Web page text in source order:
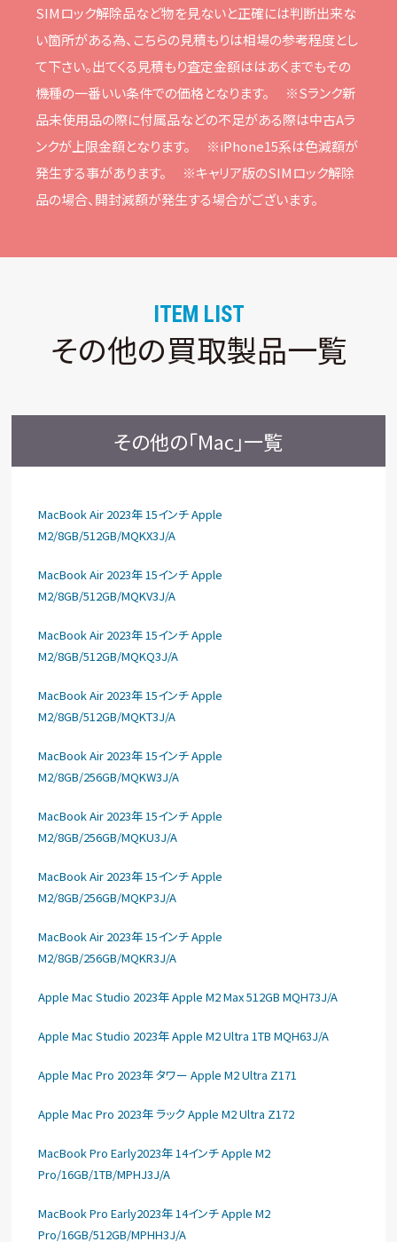
SIMロック解除品など物を⾒ないと正確には判断出来な
い箇所がある為、こちらの⾒積もりは相場の参考程度とし
て下さい。出てくる⾒積もり査定⾦額ははあくまでもその
機種の⼀番いい条件での価格となります。
※Sランク新
品未使⽤品の際に付属品などの不⾜がある際は中古Aラ
ンクが上限⾦額となります。
※iPhone15系は⾊減額が
発⽣する事があります。
※キャリア版のSIMロック解除
品の場合、開封減額が発⽣する場合がございます。
ITEM LIST
その他の買取製品一覧
その他の「Mac」一覧
MacBook Air 2023年 15インチ Apple
M2/8GB/512GB/MQKX3J/A
MacBook Air 2023年 15インチ Apple
M2/8GB/512GB/MQKV3J/A
MacBook Air 2023年 15インチ Apple
M2/8GB/512GB/MQKQ3J/A
MacBook Air 2023年 15インチ Apple
M2/8GB/512GB/MQKT3J/A
MacBook Air 2023年 15インチ Apple
M2/8GB/256GB/MQKW3J/A
MacBook Air 2023年 15インチ Apple
M2/8GB/256GB/MQKU3J/A
MacBook Air 2023年 15インチ Apple
M2/8GB/256GB/MQKP3J/A
MacBook Air 2023年 15インチ Apple
M2/8GB/256GB/MQKR3J/A
Apple Mac Studio 2023年 Apple M2 Max 512GB MQH73J/A
Apple Mac Studio 2023年 Apple M2 Ultra 1TB MQH63J/A
Apple Mac Pro 2023年 タワー Apple M2 Ultra Z171
Apple Mac Pro 2023年 ラック Apple M2 Ultra Z172
MacBook Pro Early2023年 14インチ Apple M2
Pro/16GB/1TB/MPHJ3J/A
MacBook Pro Early2023年 14インチ Apple M2
Pro/16GB/512GB/MPHH3J/A